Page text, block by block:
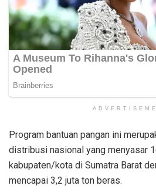
Program bantuan pangan ini
distribusi nasional yang menyasar
kabupaten/kota di Sumatra Barat
mencapai 3,2 juta ton beras.